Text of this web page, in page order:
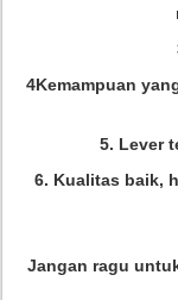
4Kemampuan
5. Lever
6. Kualitas baik,
Jangan ragu